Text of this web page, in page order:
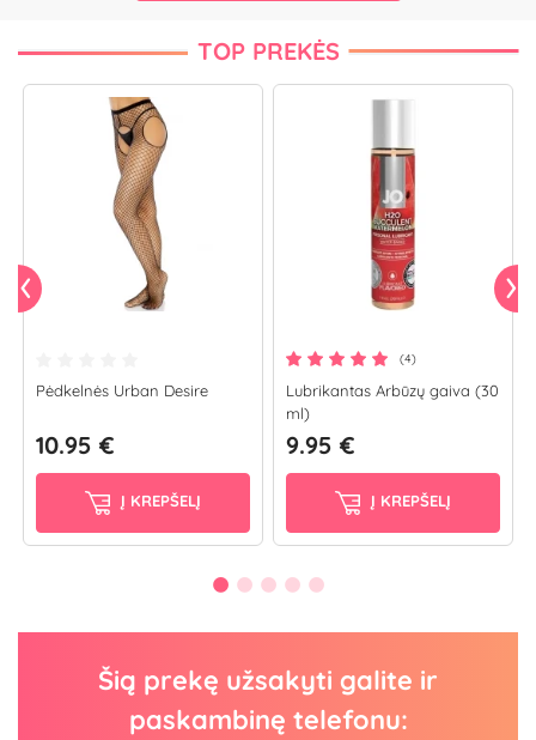
TOP PREKĖS
Pėdkelnės Urban Desire
10.95 €
Į KREPŠELĮ
(4)
Lubrikantas Arbūzų gaiva (30
ml)
9.95 €
Į KREPŠELĮ
Šią prekę užsakyti galite ir
paskambinę telefonu: